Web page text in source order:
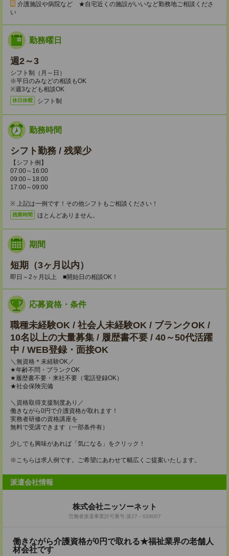
介護施設や病院など ★自宅近くの施設がいいなど勤務地ご相談くださ
い
勤務曜日
週2～3
シフト制（月～日）
※平日のみなどの相談もOK
※週3なども相談OK
休日休暇 シフト制
勤務時間
シフト勤務 / 残業少
【シフト例】
07:00～16:00
09:00～18:00
17:00～09:00
※ 上記は一例です！その他シフトもご相談ください！
残業時間 ほとんどありません。
期間
短期（3ヶ月以内）
即日～2ヶ月以上 ■開始日の相談OK！
応募資格・条件
職種未経験OK / 社会人未経験OK / ブランクOK /
10名以上の大量募集 / 履歴書不要 / 40～50代活躍
中 / WEB登録・面接OK
＼無資格＊未経験OK／
★年齢不問・ブランクOK
★履歴書不要・来社不要（電話登録OK）
★社会保険完備
＼資格取得支援制度あり／
働きながら0円で介護資格が取れます！
実務者研修の資格講座を
無料で受講できます（一部条件有）
少しでも興味があれば「気になる」をクリック！
※こちらは求人例です。ご希望にあわせて幅広くご提案いたします。
派遣会社情報
株式会社ニッソーネット
労働者派遣事業許可番号:派27－029007
働きながら介護資格が0円で取れる★福祉業界の老舗人
材会社です